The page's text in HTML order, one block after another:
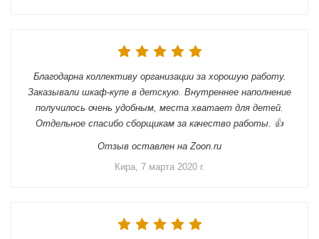
Благодарна коллективу организации за хорошую работу.
Заказывали шкаф-купе в детскую. Внутреннее наполнение
получилось очень удобным, места хватает для детей.
Отдельное спасибо сборщикам за качество работы. 👍
Отзыв оставлен на Zoon.ru
Кира, 7 марта 2020 г.